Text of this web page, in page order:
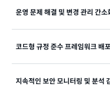
운영 문제 해결 및 변경 관리 간소
계정에 있는 리소스를 검색
코드형 규정 준수 프레임워크 배
규정 준수 요구 사항을
지속적인 보안 모니터링 및 분석